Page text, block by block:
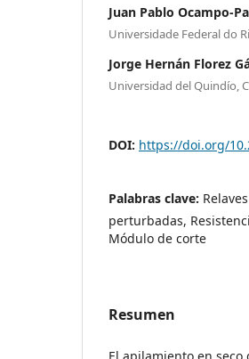
Juan Pablo Ocampo-
Universidade Federal do
Jorge Hernán Florez
Universidad del Quindío,
DOI: https://doi.org/
Palabras clave:
perturbadas,
Módulo de corte
Resumen